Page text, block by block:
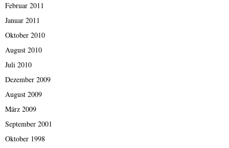
Februar 2011
Januar 2011
Oktober 2010
August 2010
Juli 2010
Dezember 2009
August 2009
März 2009
September 2001
Oktober 1998